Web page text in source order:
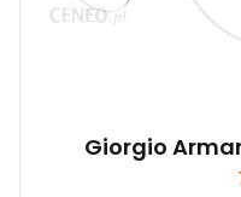
Giorgio